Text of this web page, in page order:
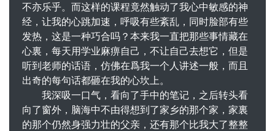
不亦乐乎。而这样的课程竟然触动了我心中敏感的神
经，让我的心跳加速，呼吸有些紊乱，同时脸部有些
发热，这是一种巧合吗？本来我一直把那些事情藏在
心裏，每天用学业麻痹自己，不让自己去想它，但是
听到老师的话语，仿佛在爲我一个人讲述一般，而且
出奇的每句话都砸在我的心坎上。
我深吸一口气，看向了手中的笔记，之后转头看
向了窗外，脑海中不由得想到了家乡的那个家，家裏
的那个仍然身强力壮的父亲，还有那个比我大了整整